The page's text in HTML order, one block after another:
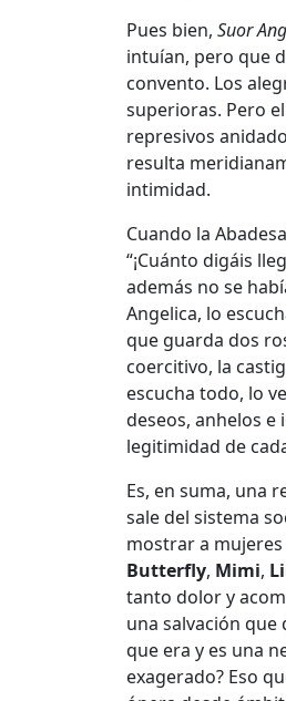
Pues bien, Suor
intuían, pero que
convento. Los
superioras. Pero
represivos
resulta
intimidad.
Cuando la
“¡Cuánto digáis
además no se
Angelica, lo
que guarda dos
coercitivo, la
escucha todo, lo
deseos, anhelos e
legitimidad de
Es, en suma, una
sale del sistema
mostrar a
Butterfly, Mimi,
tanto dolor y
una salvación
que era y es una
exagerado? Eso